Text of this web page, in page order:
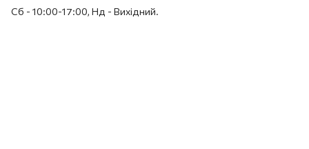
Сб - 10:00-17:00, Нд - Вихідний.